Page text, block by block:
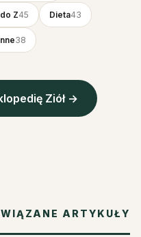
Z45 Dieta43
38
Ziół →
ARTYKUŁY